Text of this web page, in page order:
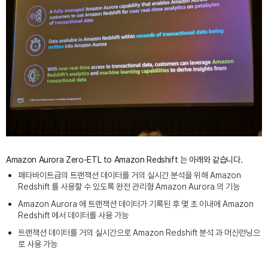
Amazon Aurora Zero-ETL to Amazon Redshift 는 아래와 같습니다.
페타바이트급의 트랜잭션 데이터를 거의 실시간 분석을 위해 Amazon
Redshift 를 사용할 수 있도록 완전 관리형 Amazon Aurora 의 기능
Amazon Aurora 에 트랜잭션 데이터가 기록된 후 몇 초 이내에 Amazon
Redshift 에서 데이터를 사용 가능
트랜잭션 데이터를 거의 실시간으로 Amazon Redshift 분석 과 머신런닝으
로 사용 가능